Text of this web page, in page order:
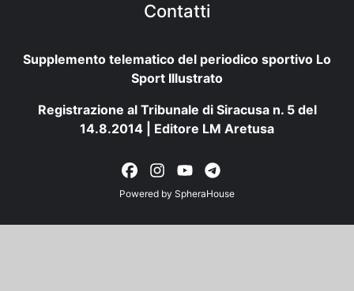
Contatti
Supplemento telematico del periodico sportivo Lo
Sport Illustrato
Registrazione al Tribunale di Siracusa n. 5 del
14.8.2014 | Editore LM Aretusa
Powered by SpheraHouse